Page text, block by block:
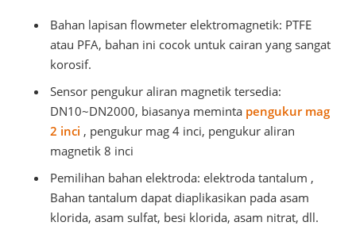
Bahan lapisan flowmeter elektromagnetik: PTFE
atau PFA, bahan ini cocok untuk cairan yang sangat
korosif.
Sensor pengukur aliran magnetik tersedia:
DN10~DN2000, biasanya meminta pengukur mag
2 inci , pengukur mag 4 inci, pengukur aliran
magnetik 8 inci
Pemilihan bahan elektroda: elektroda tantalum ,
Bahan tantalum dapat diaplikasikan pada asam
klorida, asam sulfat, besi klorida, asam nitrat, dll.